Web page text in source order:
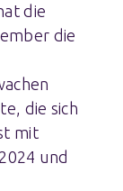
die
die
die sich
mit
und